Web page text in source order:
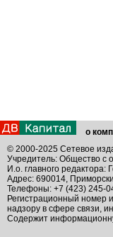
о
© 2000-2025 Сетевое
Учредитель: Общество с
И.о. главного редактора:
Адрес: 690014,
Телефоны: +7 (423) 245-
Регистрационный номер
надзору в сфере связи,
Содержит